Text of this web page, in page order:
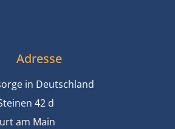
Adresse
in Deutschland
42 d
am Main